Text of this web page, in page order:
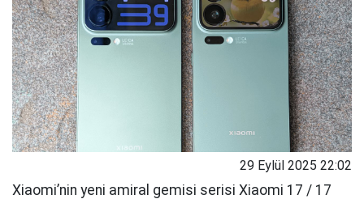
29 Eylül 2025 22:02
Xiaomi’nin yeni amiral gemisi serisi Xiaomi 17 / 17